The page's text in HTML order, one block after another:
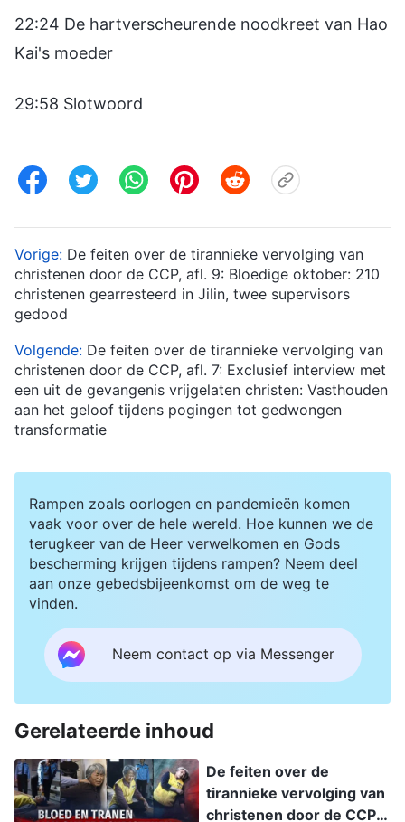
22:24 De hartverscheurende noodkreet van Hao
Kai's moeder
29:58 Slotwoord
Vorige: De feiten over de tirannieke vervolging van
christenen door de CCP, afl. 9: Bloedige oktober: 210
christenen gearresteerd in Jilin, twee supervisors
gedood
Volgende: De feiten over de tirannieke vervolging van
christenen door de CCP, afl. 7: Exclusief interview met
een uit de gevangenis vrijgelaten christen: Vasthouden
aan het geloof tijdens pogingen tot gedwongen
transformatie
Rampen zoals oorlogen en pandemieën komen
vaak voor over de hele wereld. Hoe kunnen we de
terugkeer van de Heer verwelkomen en Gods
bescherming krijgen tijdens rampen? Neem deel
aan onze gebedsbijeenkomst om de weg te
vinden.
Neem contact op via Messenger
Gerelateerde inhoud
De feiten over de
tirannieke vervolging van
christenen door de CCP,